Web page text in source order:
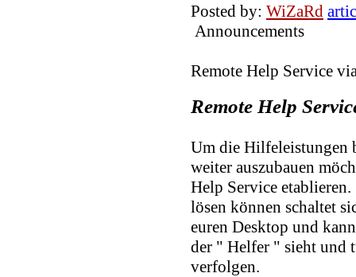
Posted by: WiZaRd
Announcements
Remote Help Service
Remote Help
Um die Hilfeleistungen
weiter auszubauen
Help Service
lösen können schaltet
euren Desktop und
der " Helfer " sieht und
verfolgen.